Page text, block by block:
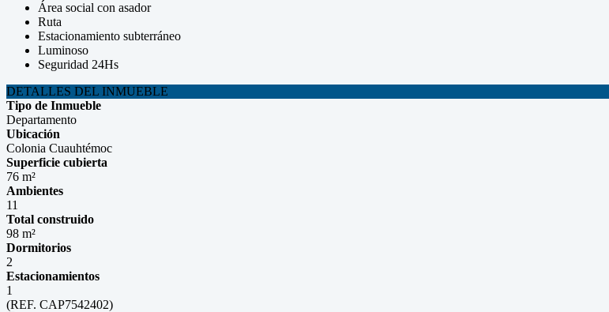
Área social con asador
Ruta
Estacionamiento subterráneo
Luminoso
Seguridad 24Hs
DETALLES DEL INMUEBLE
Tipo de Inmueble
Departamento
Ubicación
Colonia Cuauhtémoc
Superficie cubierta
76 m²
Ambientes
11
Total construido
98 m²
Dormitorios
2
Estacionamientos
1
(REF. CAP7542402)